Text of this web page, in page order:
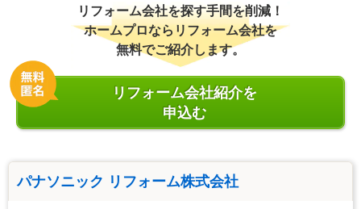
リフォーム会社を探す手間を削減！
ホームプロならリフォーム会社を
無料でご紹介します。
リフォーム会社紹介を
申込む
パナソニック リフォーム株式会社